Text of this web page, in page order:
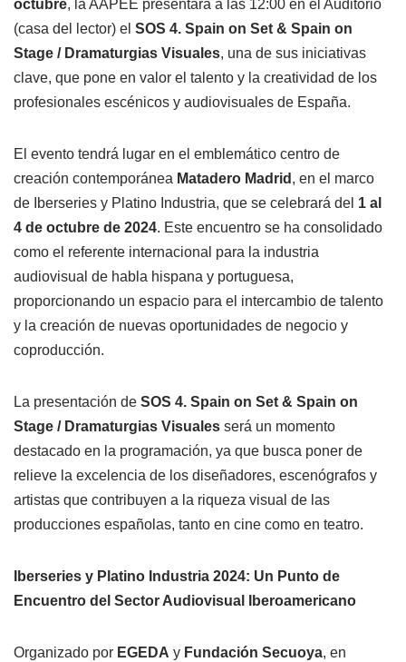
octubre, la AAPEE presentará a las 12:00 en el Auditorio
(casa del lector) el SOS 4. Spain on Set & Spain on
Stage / Dramaturgias Visuales, una de sus iniciativas
clave, que pone en valor el talento y la creatividad de los
profesionales escénicos y audiovisuales de España.
El evento tendrá lugar en el emblemático centro de
creación contemporánea Matadero Madrid , en el marco
de Iberseries y Platino Industria, que se celebrará del 1 al
4 de octubre de 2024. Este encuentro se ha consolidado
como el referente internacional para la industria
audiovisual de habla hispana y portuguesa,
proporcionando un espacio para el intercambio de talento
y la creación de nuevas oportunidades de negocio y
coproducción.
La presentación de SOS 4. Spain on Set & Spain on
Stage / Dramaturgias Visuales será un momento
destacado en la programación, ya que busca poner de
relieve la excelencia de los diseñadores, escenógrafos y
artistas que contribuyen a la riqueza visual de las
producciones españolas, tanto en cine como en teatro.
Iberseries y Platino Industria 2024: Un Punto de
Encuentro del Sector Audiovisual Iberoamericano
Organizado por EGEDA y Fundación Secuoya, en